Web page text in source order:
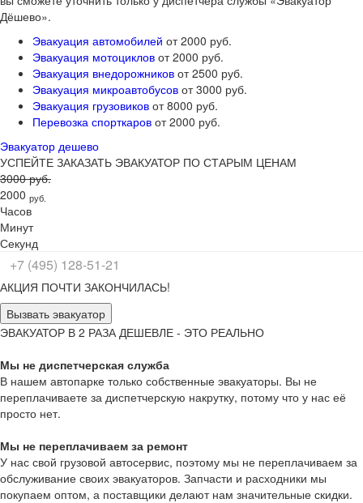
Дёшево».
Эвакуация автомобилей от 2000 руб.
Эвакуация мотоциклов от 2000 руб.
Эвакуация внедорожников от 2500 руб.
Эвакуация микроавтобусов от 3000 руб.
Эвакуация грузовиков от 8000 руб.
Перевозка спорткаров от 2000 руб.
Эвакуатор дешево
УСПЕЙТЕ ЗАКАЗАТЬ ЭВАКУАТОР ПО СТАРЫМ ЦЕНАМ
3000 руб.
2000 руб.
Часов
Минут
Секунд
АКЦИЯ ПОЧТИ ЗАКОНЧИЛАСЬ!
Вызвать эвакуатор
ЭВАКУАТОР В 2 РАЗА ДЕШЕВЛЕ - ЭТО РЕАЛЬНО
Мы не диспетчерская служба
В нашем автопарке только собственные эвакуаторы. Вы не
переплачиваете за диспетчерскую накрутку, потому что у нас её
просто нет.
Мы не переплачиваем за ремонт
У нас свой грузовой автосервис, поэтому мы не переплачиваем за
обслуживание своих эвакуаторов. Запчасти и расходники мы
покупаем оптом, а поставщики делают нам значительные скидки.